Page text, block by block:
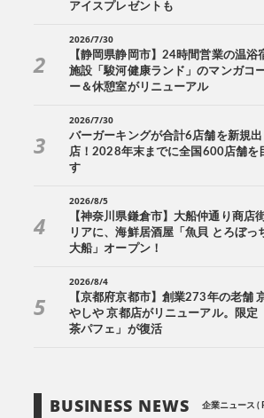
アイスプレゼントも
2026/7/30
【静岡県静岡市】24時間営業の温浴
施設「駿河健康ランド」のマンガコ
ー＆休憩室がリニューアル
2026/7/30
バーガーキングが合計6店舗を新規出
店！2028年末までに全国600店舗を
す
2026/8/5
【神奈川県鎌倉市】大船仲通り商店
リアに、海鮮居酒屋「魚貝 とろぼっ
大船」オープン！
2026/8/4
【京都府京都市】創業273年の老舗
やしや 京都店がリニューアル。限定
茶パフェ」が復活
BUSINESS NEWS 企業ニュース (